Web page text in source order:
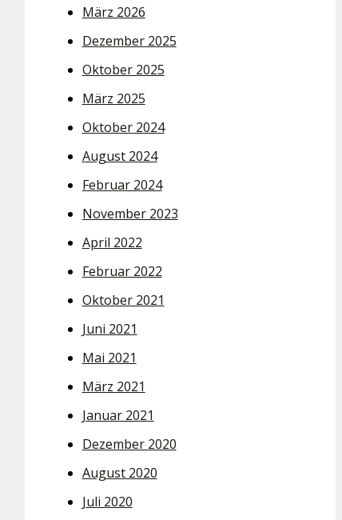
März 2026
Dezember 2025
Oktober 2025
März 2025
Oktober 2024
August 2024
Februar 2024
November 2023
April 2022
Februar 2022
Oktober 2021
Juni 2021
Mai 2021
März 2021
Januar 2021
Dezember 2020
August 2020
Juli 2020